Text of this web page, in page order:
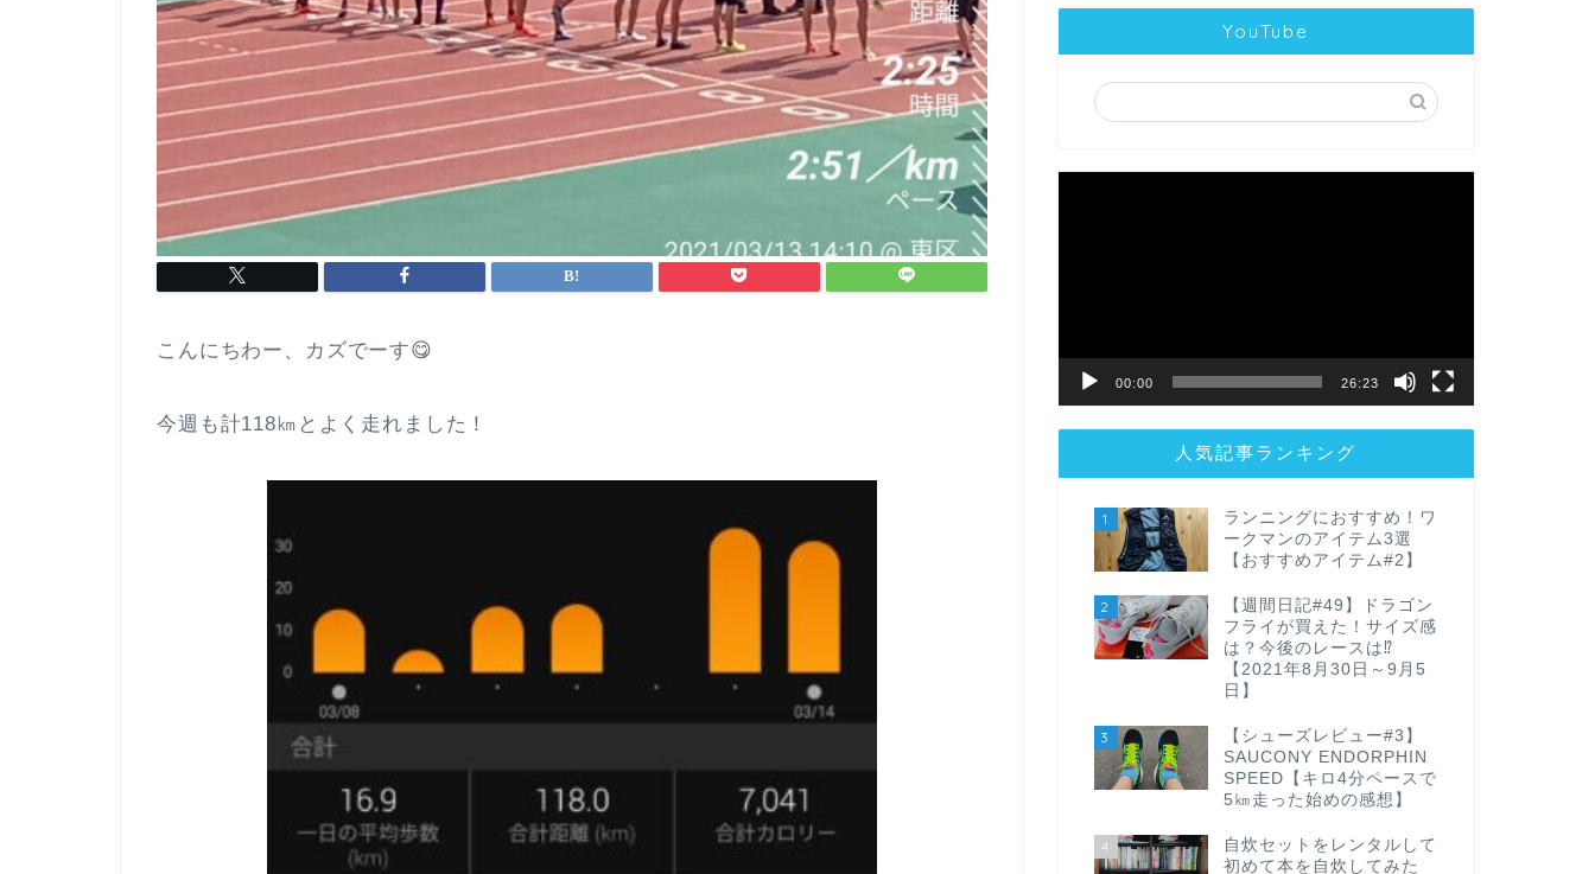
こんにちわー、カズでーす😋
今週も計118㎞とよく走れました！
YouTube
00:00 26:23
人気記事ランキング
1
ランニングにおすすめ！ワ
ークマンのアイテム3選
【おすすめアイテム#2】
2
【週間日記#49】ドラゴン
フライが買えた！サイズ感
は？今後のレースは⁉
【2021年8月30日～9月5
日】
3
【シューズレビュー#3】
SAUCONY ENDORPHIN
SPEED【キロ4分ペースで
5㎞走った始めの感想】
4
自炊セットをレンタルして
初めて本を自炊してみた